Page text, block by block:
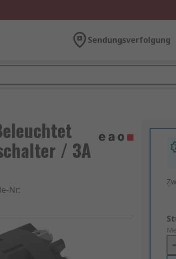
Sendungsverfolgung
/ 3A
Nr.:
to